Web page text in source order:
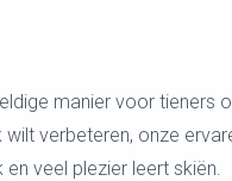
manier voor tieners
verbeteren, onze
veel plezier leert skiën.